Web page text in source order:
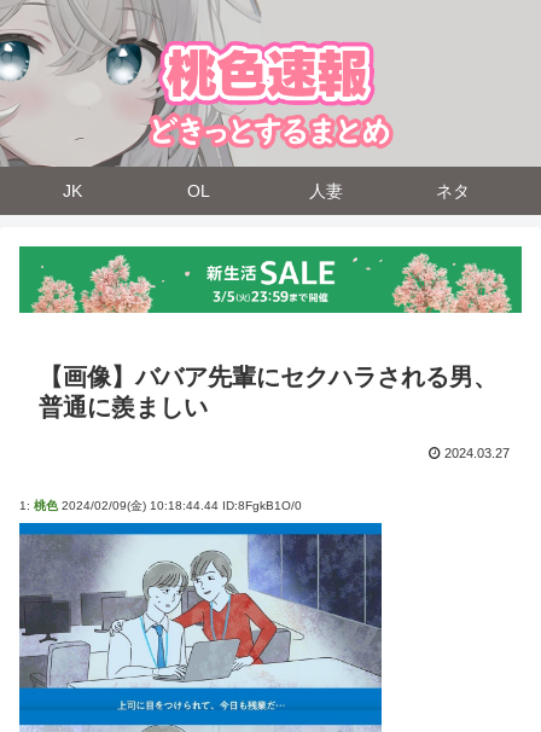
JK OL 人妻 ネタ
【画像】ババア先輩にセクハラされる男、
普通に羨ましい
2024.03.27
1: 桃色 2024/02/09(金) 10:18:44.44 ID:8FgkB1O/0